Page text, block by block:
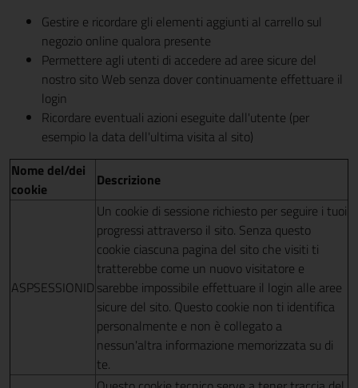
Gestire e ricordare gli elementi aggiunti al carrello sul
negozio online qualora presente
Permettere agli utenti di accedere ad aree sicure del
nostro sito Web senza dover continuamente effettuare il
login
Ricordare eventuali azioni eseguite dall'utente (per
esempio la data dell'ultima visita al sito)
Nome del/dei
cookie
Descrizione
ASPSESSIONID
Un cookie di sessione richiesto per seguire i tuoi
progressi attraverso il sito. Senza questo
cookie ciascuna pagina del sito che visiti ti
tratterebbe come un nuovo visitatore e
sarebbe impossibile effettuare il login alle aree
sicure del sito. Questo cookie non ti identifica
personalmente e non è collegato a
nessun'altra informazione memorizzata su di
te.